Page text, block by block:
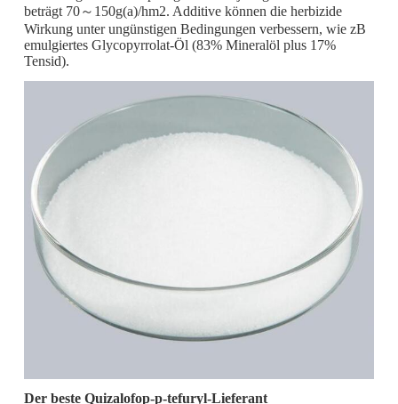
beträgt 70～150g(a)/hm2. Additive können die herbizide
Wirkung unter ungünstigen Bedingungen verbessern, wie zB
emulgiertes Glycopyrrolat-Öl (83% Mineralöl plus 17%
Tensid).
Der beste Quizalofop-p-tefuryl-Lieferant